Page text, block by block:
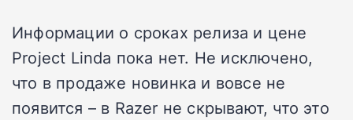
Информации о сроках релиза и цене
Project Linda пока нет. Не исключено,
что в продаже новинка и вовсе не
появится – в Razer не скрывают, что это